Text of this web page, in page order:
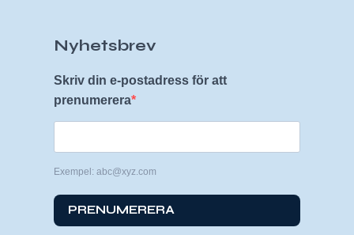
Nyhetsbrev
Skriv din e-postadress för att
prenumerera
Exempel: abc@xyz.com
PRENUMERERA